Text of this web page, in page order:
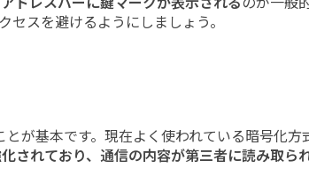
スを避けるようにしましょう。
が基本です。現在よく使われている暗号化
されており、通信の内容が第三者に読み取ら